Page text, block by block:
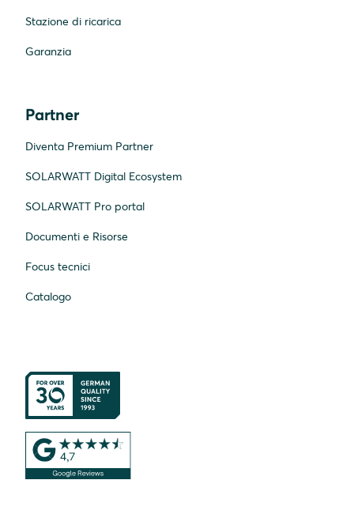
Stazione di ricarica
Garanzia
Partner
Diventa Premium Partner
SOLARWATT Digital Ecosystem
SOLARWATT Pro portal
Documenti e Risorse
Focus tecnici
Catalogo